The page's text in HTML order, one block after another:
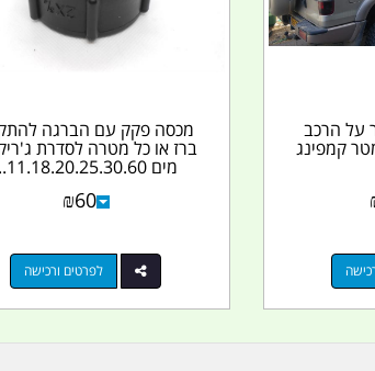
2 מטר על הרכב
החוצה 2.5 מטר קמפינג
מכסה פקק עם הברגה
ברז או כל מטרה לסדרת
מים 11.18.20.25.30.60...
₪60
לפרטים ורכישה